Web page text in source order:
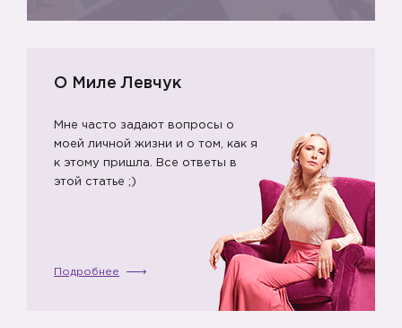
О Миле Левчук
Мне часто задают вопросы о
моей личной жизни и о том, как я
к этому пришла. Все ответы в
этой статье ;)
Подробнее